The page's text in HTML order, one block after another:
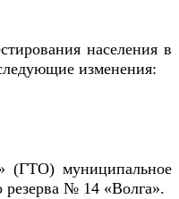
населения в
изменения:
(ГТО) муниципальное
резерва № 14 «Волга».